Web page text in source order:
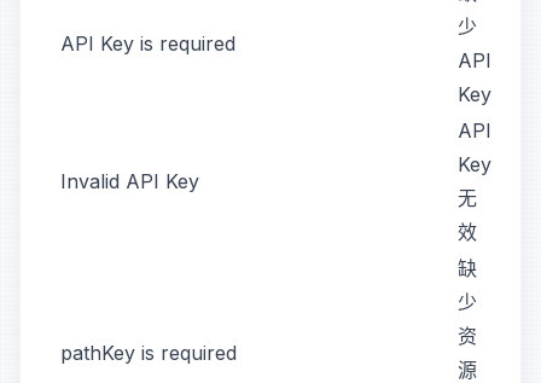
API Key is required
少
API
Key
Invalid API Key
API
Key
无
效
pathKey is required
缺
少
资
源